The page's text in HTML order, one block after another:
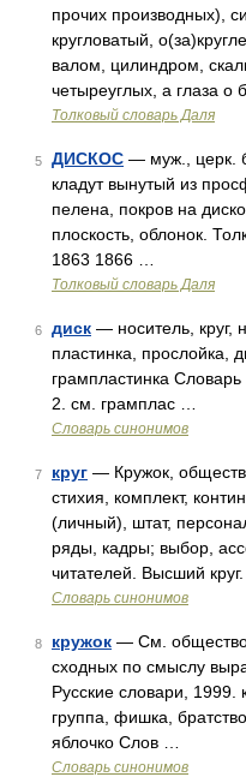
прочих производных),
кругловатый,
валом, цилиндром,
четыреуглых, а глаза о
Толковый словарь Даля
5 ДИСКОС — муж., церк.
кладут вынутый из
пелена, покров на
плоскость, облонок.
1863 1866 …
Толковый словарь Даля
6 диск — носитель, круг,
пластинка, прослойка,
грампластинка Словарь
2. см. грамплас …
Словарь синонимов
7 круг — Кружок,
стихия, комплект,
(личный), штат,
ряды, кадры; выбор,
читателей. Высший
Словарь синонимов
8 кружок — См.
сходных по смыслу
Русские словари, 1999.
группа, фишка,
яблочко Слов …
Словарь синонимов